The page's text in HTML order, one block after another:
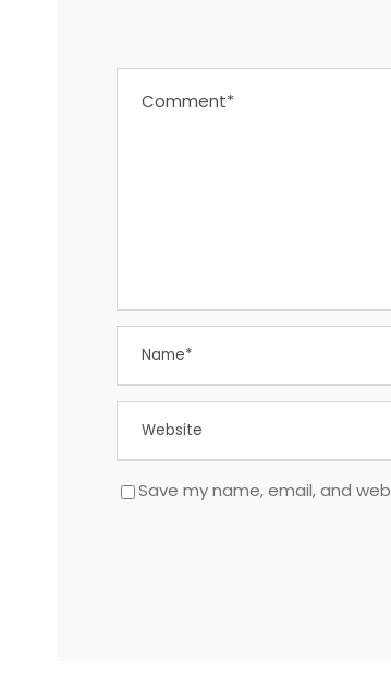
Save my name, email, and